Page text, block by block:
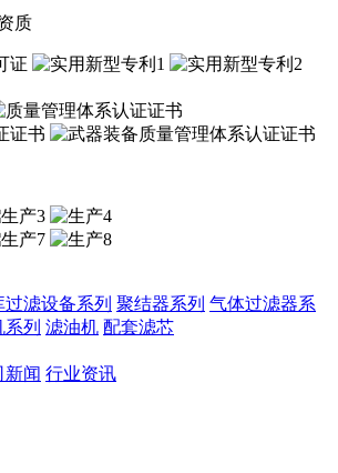
质
过滤设备系列 聚结器系列 气体过滤器系
列 滤油机 配套滤芯
新闻 行业资讯